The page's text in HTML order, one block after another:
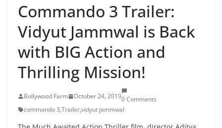
Commando 3 Trailer:
Vidyut Jammwal is Back
with BIG Action and
Thrilling Mission!
Bollywood Farm October 24, 20190 Comments
commando 3,Trailer,vidyut jammwal